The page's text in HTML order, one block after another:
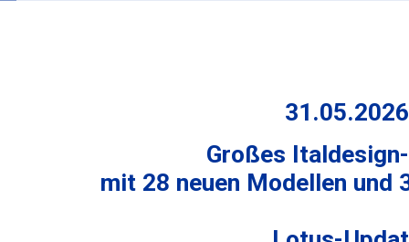
31.05.2026
Großes
mit 28 neuen Modellen und